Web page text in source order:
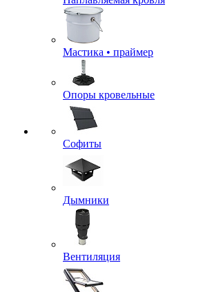
Мастика • праймер
Опоры кровельные
Софиты
Дымники
Вентиляция